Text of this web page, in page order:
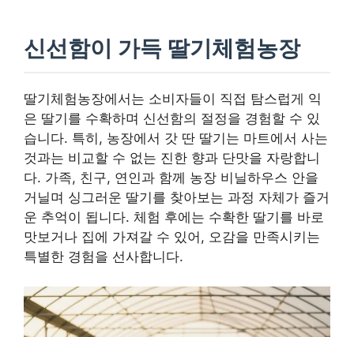
신선함이 가득 딸기체험농장
딸기체험농장에서는 소비자들이 직접 탐스럽게 익
은 딸기를 수확하며 신선함의 절정을 경험할 수 있
습니다. 특히, 농장에서 갓 딴 딸기는 마트에서 사는
것과는 비교할 수 없는 진한 향과 단맛을 자랑합니
다. 가족, 친구, 연인과 함께 농장 비닐하우스 안을
거닐며 싱그러운 딸기를 찾아보는 과정 자체가 즐거
운 추억이 됩니다. 체험 후에는 수확한 딸기를 바로
맛보거나 집에 가져갈 수 있어, 오감을 만족시키는
특별한 경험을 선사합니다.